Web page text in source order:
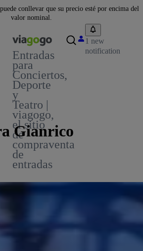
conllevar que su precio esté por encima del
valor nominal.
Entradas
para
Conciertos,
Deporte
y
Teatro |
viagogo,
el sitio
de
compraventa
de
entradas
1 new
notification
Gianrico